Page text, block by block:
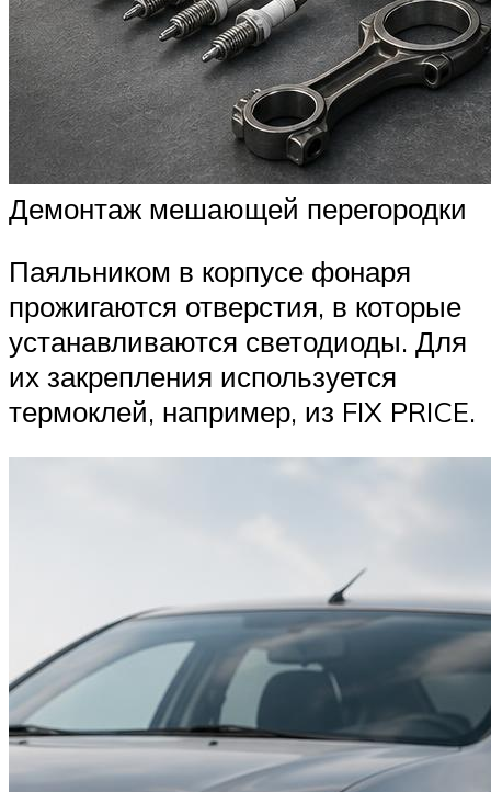
Демонтаж мешающей перегородки
Паяльником в корпусе фонаря
прожигаются отверстия, в которые
устанавливаются светодиоды. Для
их закрепления используется
термоклей, например, из FIX PRICE.